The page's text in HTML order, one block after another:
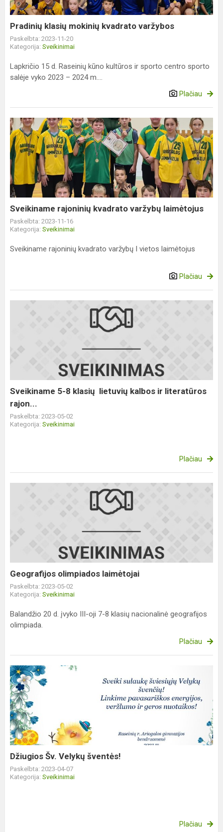
Pradinių klasių mokinių kvadrato varžybos
Paskelbta: 2023-11-20
Kategorija: Sveikinimai
Lapkričio 15 d. Raseinių kūno kultūros ir sporto centro sporto
salėje vyko 2023 – 2024 m....
Plačiau
Sveikiname
rajoninių
kvadrato
varžybų
laimėtojus
Sveikiname rajoninių kvadrato varžybų laimėtojus
Paskelbta: 2023-11-16
Kategorija: Sveikinimai
Sveikiname rajoninių kvadrato varžybų I vietos laimėtojus
Plačiau
lietuvių
literatūros
rajon...
Sveikiname 5-8 klasių lietuvių kalbos ir literatūros
rajon...
Paskelbta: 2023-05-02
Kategorija: Sveikinimai
Plačiau
Geografijos olimpiados laimėtojai
Paskelbta: 2023-05-02
Kategorija: Sveikinimai
Balandžio 20 d. įvyko III-oji 7-8 klasių nacionalinė geografijos
olimpiada.
Plačiau
Džiugios
Šv.
Velykų
šventės!
Džiugios Šv. Velykų šventės!
Paskelbta: 2023-04-07
Kategorija: Sveikinimai
Plačiau